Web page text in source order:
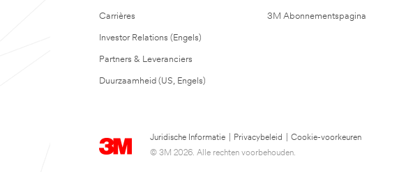
Carrières
Investor Relations (Engels)
Partners & Leveranciers
Duurzaamheid (US, Engels)
3M Abonnementspagina
Juridische Informatie Privacybeleid
Cookie-voorkeuren
© 3M 2026. Alle rechten voorbehouden.